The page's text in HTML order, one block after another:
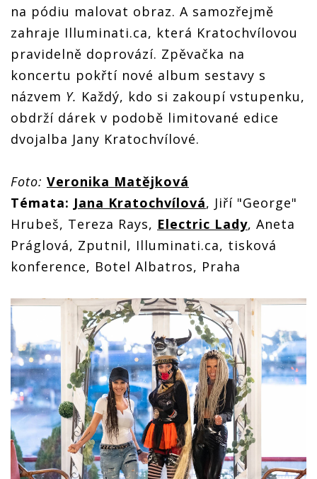
na pódiu malovat obraz. A samozřejmě
zahraje Illuminati.ca, která Kratochvílovou
pravidelně doprovází. Zpěvačka na
koncertu pokřtí nové album sestavy s
názvem Y. Každý, kdo si zakoupí vstupenku,
obdrží dárek v podobě limitované edice
dvojalba Jany Kratochvílové.
Foto: Veronika Matějková
Témata: Jana Kratochvílová, Jiří "George"
Hrubeš, Tereza Rays, Electric Lady, Aneta
Práglová, Zputnil, Illuminati.ca, tisková
konference, Botel Albatros, Praha